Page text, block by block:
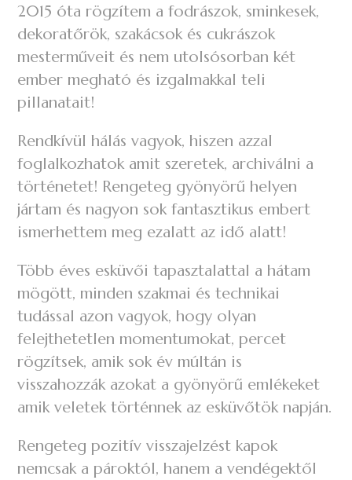
2015 óta rögzítem a fodrászok, sminkesek,
dekoratőrök, szakácsok és cukrászok
mesterműveit és nem utolsósorban két
ember megható és izgalmakkal teli
pillanatait!
Rendkívül hálás vagyok, hiszen azzal
foglalkozhatok amit szeretek, archiválni a
történetet! Rengeteg gyönyörű helyen
jártam és nagyon sok fantasztikus embert
ismerhettem meg ezalatt az idő alatt!
Több éves esküvői tapasztalattal a hátam
mögött, minden szakmai és technikai
tudással azon vagyok, hogy olyan
felejthetetlen momentumokat, percet
rögzítsek, amik sok év múltán is
visszahozzák azokat a gyönyörű emlékeket
amik veletek történnek az esküvőtök napján.
Rengeteg pozitív visszajelzést kapok
nemcsak a pároktól, hanem a vendégektől